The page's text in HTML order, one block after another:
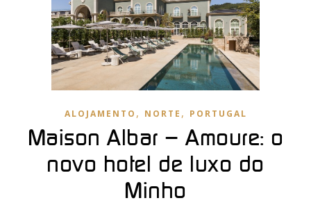
ALOJAMENTO , NORTE , PORTUGAL
Maison Albar – Amoure: o
novo hotel de luxo do
Minho